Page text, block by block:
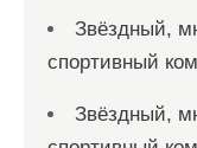
Звёздный,
спортивный
Звёздный,